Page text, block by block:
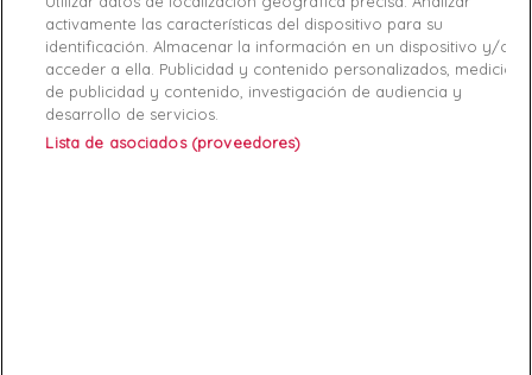
Couleur Rouge
Matière COTON
Genre Homme
RAYON Vêtements
activamente las características del dispositivo para su
identificación. Almacenar la información en un dispositivo y/o
acceder a ella. Publicidad y contenido personalizados, medición
de publicidad y contenido, investigación de audiencia y
desarrollo de servicios.
Lista de asociados (proveedores)